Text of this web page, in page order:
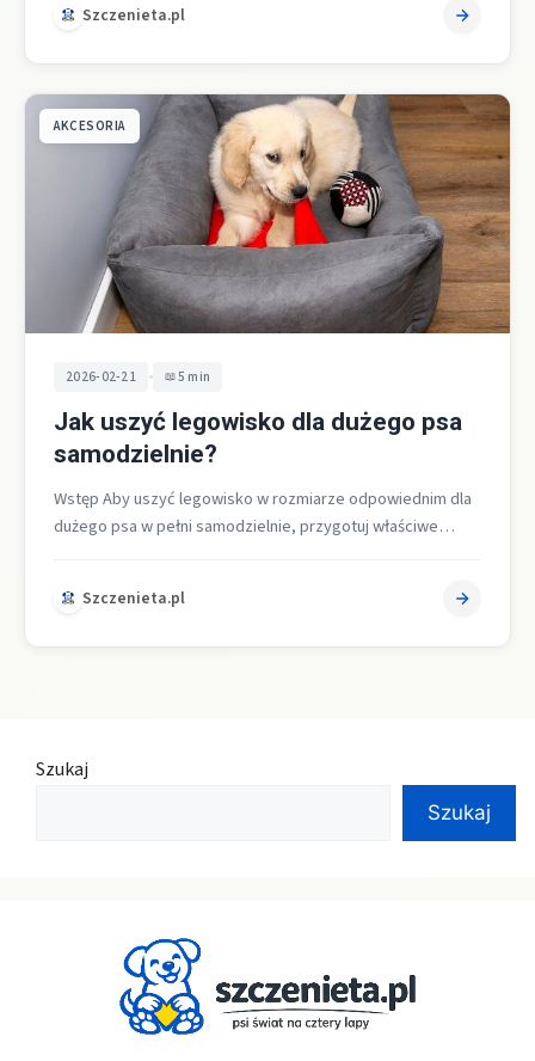
Szczenieta.pl
AKCESORIA
2026-02-21 • 5 min
Jak uszyć legowisko dla dużego psa
samodzielnie?
Wstęp Aby uszyć legowisko w rozmiarze odpowiednim dla
dużego psa w pełni samodzielnie, przygotuj właściwe
Szczenieta.pl
Szukaj
Szukaj